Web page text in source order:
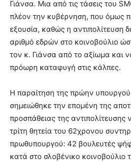
Γιάνσα. Μια από τις τάσεις του
πλέον την κυβέρνηση, που όμως
εξουσία, καθώς η αντιπολίτευση
αριθμό εδρών στο κοινοβούλιο
τον κ. Γιάνσα από το αξίωμα και
πρόωρη καταφυγή στις κάλπες.
Η παραίτηση της πρώην υπουργού
σημειώθηκε την επομένη της
προσπάθειας της αντιπολίτευσης
τρίτη θητεία του 62χρονου
πρωθυπουργού: 42 βουλευτές
κατά στο σλοβένικο